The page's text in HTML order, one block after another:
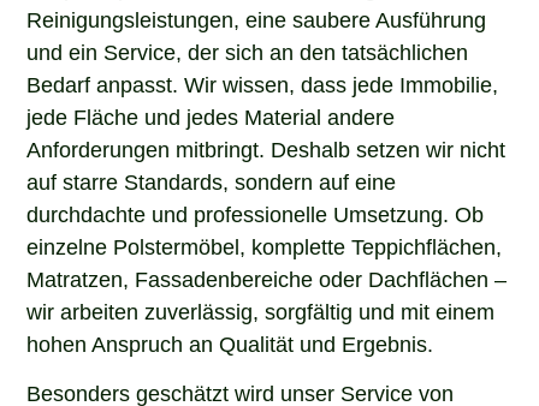
Reinigungsleistungen, eine saubere Ausführung
und ein Service, der sich an den tatsächlichen
Bedarf anpasst. Wir wissen, dass jede Immobilie,
jede Fläche und jedes Material andere
Anforderungen mitbringt. Deshalb setzen wir nicht
auf starre Standards, sondern auf eine
durchdachte und professionelle Umsetzung. Ob
einzelne Polstermöbel, komplette Teppichflächen,
Matratzen, Fassadenbereiche oder Dachflächen –
wir arbeiten zuverlässig, sorgfältig und mit einem
hohen Anspruch an Qualität und Ergebnis.
Besonders geschätzt wird unser Service von